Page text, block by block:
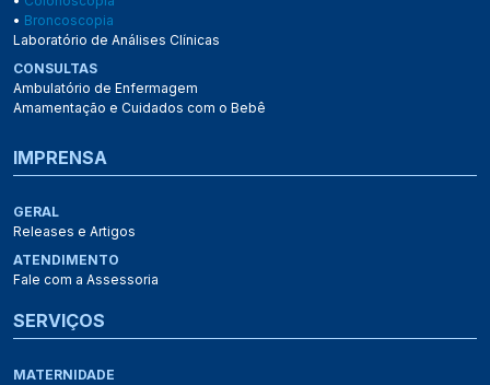
• Broncoscopia
Laboratório de Análises Clínicas
CONSULTAS
Ambulatório de Enfermagem
Amamentação e Cuidados com o Bebê
IMPRENSA
GERAL
Releases e Artigos
ATENDIMENTO
Fale com a Assessoria
SERVIÇOS
MATERNIDADE